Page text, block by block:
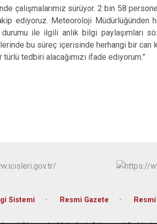
çalışmalarımız sürüyor. 2 bin 58
ediyoruz. Meteoroloji Müdürlüğünden
durumu ile ilgili anlık bilgi
bu süreç içerisinde herhangi bir can
tedbiri alacağımızı ifade ediyorum.”
Sistemi Resmi Gazete